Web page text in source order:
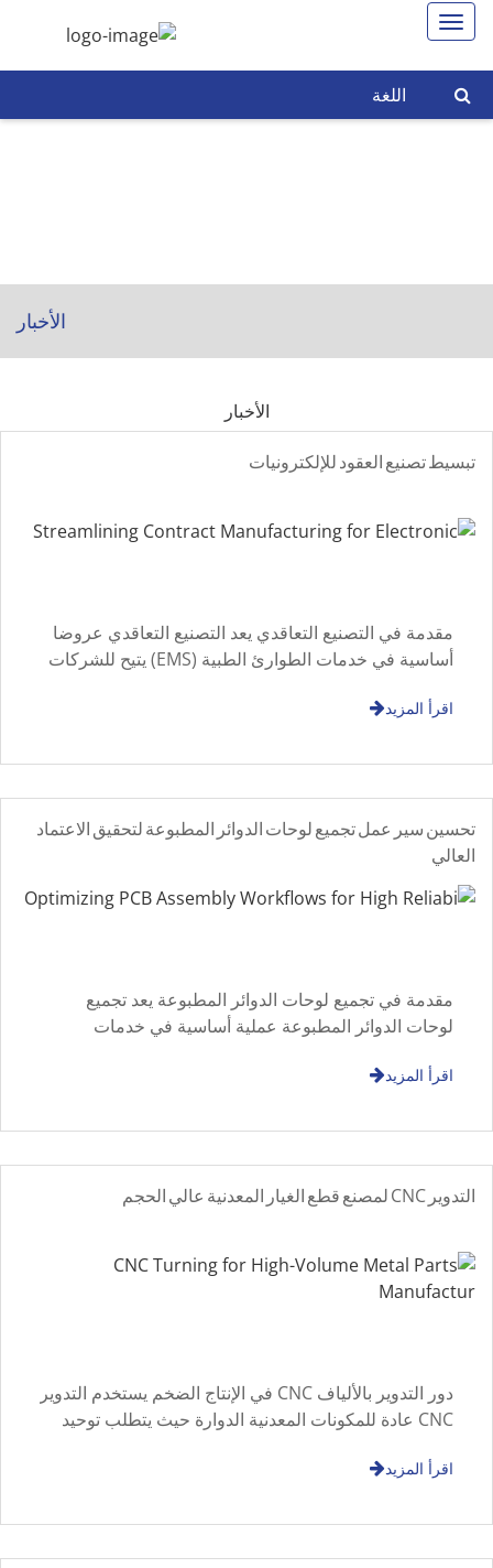
اللغة
الأخبار
الأخبار
تبسيط تصنيع العقود للإلكترونيات
مقدمة في التصنيع التعاقدي يعد التصنيع التعاقدي عروضا
أساسية في خدمات الطوارئ الطبية (EMS) يتيح للشركات
النماذج الأولية إلى الإنتاج الضخم
اقرأ المزيد
تحسين سير عمل تجميع لوحات الدوائر المطبوعة لتحقيق الاعتماد
العالي
مقدمة في تجميع لوحات الدوائر المطبوعة يعد تجميع
لوحات الدوائر المطبوعة عملية أساسية في خدمات
والمكونات الإلكترونية لتشكيل الدوال الوظيفية
اقرأ المزيد
التدوير CNC لمصنع قطع الغيار المعدنية عالي الحجم
دور التدوير بالألياف CNC في الإنتاج الضخم يستخدم التدوير
CNC عادة للمكونات المعدنية الدوارة حيث يتطلب توحيد
اقرأ المزيد